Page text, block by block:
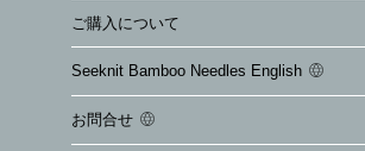
ご購入について
Seeknit Bamboo Needles English
お問合せ